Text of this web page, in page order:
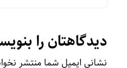
دیدگاهتان را
نشانی ایمیل شما منتشر